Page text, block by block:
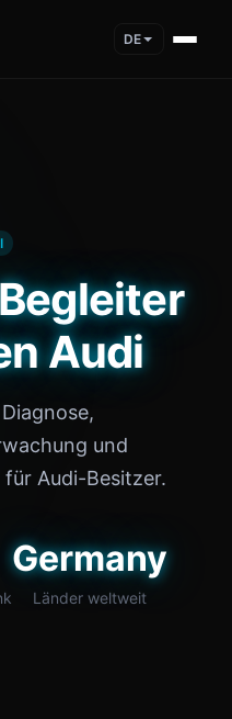
DE
Audi
und
Audi-Besitzer.
Germany
Länder weltweit